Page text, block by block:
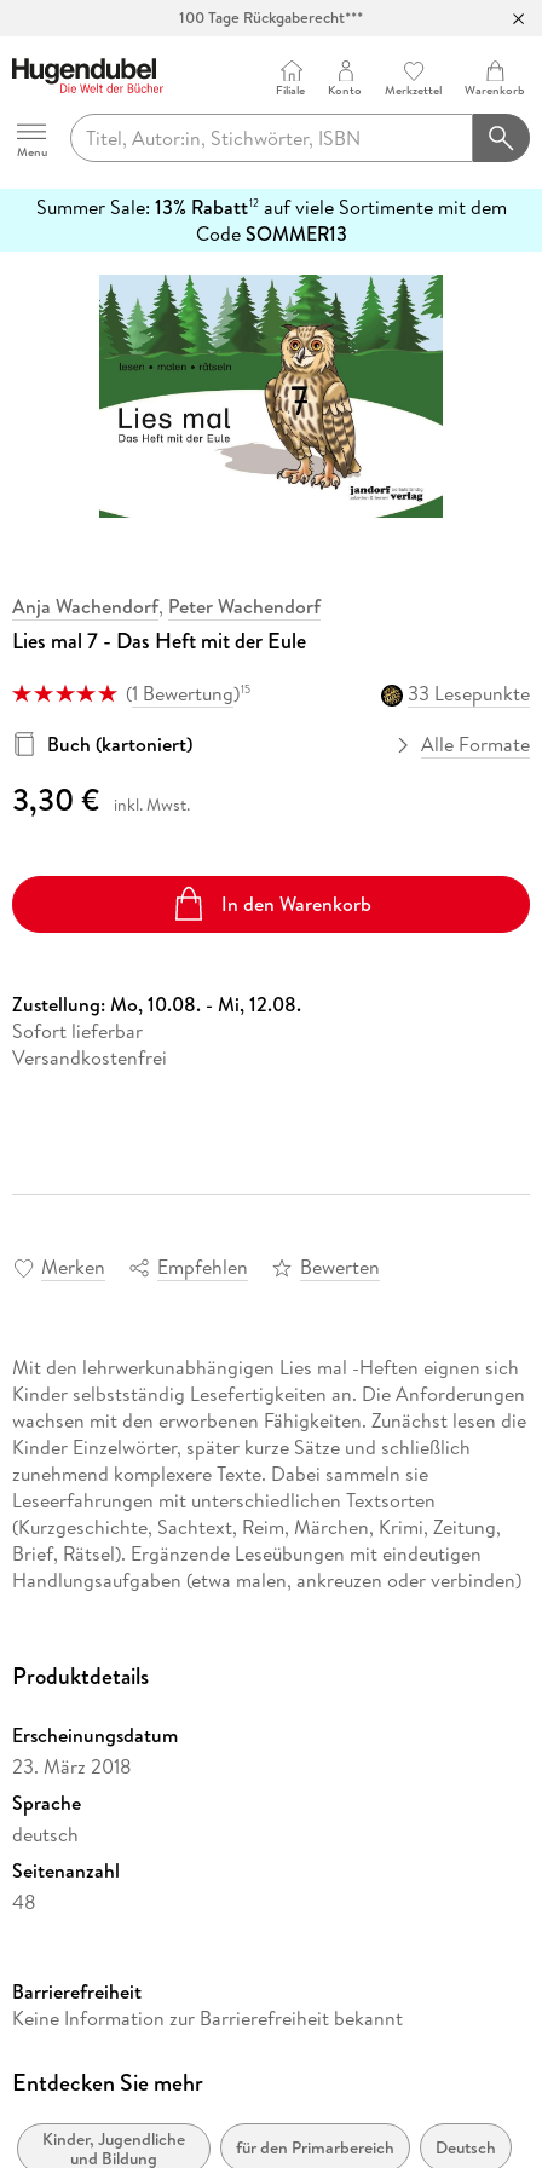
Hugendubel
Menu
Filiale Konto Merkzettel Warenkorb
Summer Sale: 13% Rabatt12auf viele Sortimente mit dem
CodeSOMMER13
erfahren
Anja Wachendorf, Peter Wachendorf
Lies mal 7 - Das Heft mit der Eule
(1 Bewertung)15
33 Lesepunkte
Buch (kartoniert)
Alle Formate
3,30 € inkl. Mwst.
In den Warenkorb
Zustellung:Mo, 10.08. - Mi, 12.08.
Sofort lieferbar
Versandkostenfrei
Merken Empfehlen Bewerten
Mit den lehrwerkunabhängigen Lies mal -Heften eignen sich
Kinder selbstständig Lesefertigkeiten an. Die Anforderungen
wachsen mit den erworbenen Fähigkeiten. Zunächst lesen die
Kinder Einzelwörter, später kurze Sätze und schließlich
zunehmend komplexere Texte. Dabei sammeln sie
Leseerfahrungen mit unterschiedlichen Textsorten
(Kurzgeschichte, Sachtext, Reim, Märchen, Krimi, Zeitung,
Brief, Rätsel). Ergänzende Leseübungen mit eindeutigen
Handlungsaufgaben (etwa malen, ankreuzen oder verbinden)
Produktdetails
Erscheinungsdatum
23. März 2018
Sprache
deutsch
Seitenanzahl
48
Verlag/Hersteller
Produktart
Schulfach
Barrierefreiheit
Keine Information zur Barrierefreiheit bekannt
Entdecken Sie mehr
Kinder, Jugendliche
und Bildung
für den Primarbereich Deutsch